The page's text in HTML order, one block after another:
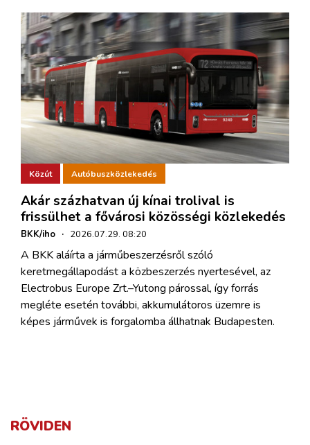
Közút Autóbuszközlekedés
Akár százhatvan új kínai trolival is
frissülhet a fővárosi közösségi közlekedés
BKK/iho · 2026.07.29. 08:20
A BKK aláírta a járműbeszerzésről szóló
keretmegállapodást a közbeszerzés nyertesével, az
Electrobus Europe Zrt.–Yutong párossal, így forrás
megléte esetén további, akkumulátoros üzemre is
képes járművek is forgalomba állhatnak Budapesten.
RÖVIDEN